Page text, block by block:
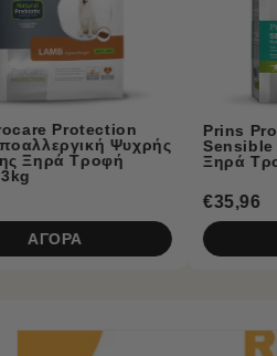
Prins Procare Grain Free
Sensible Ψυχρής Έκθλιψης
Ξηρά Τροφή Σκύλου 3kg